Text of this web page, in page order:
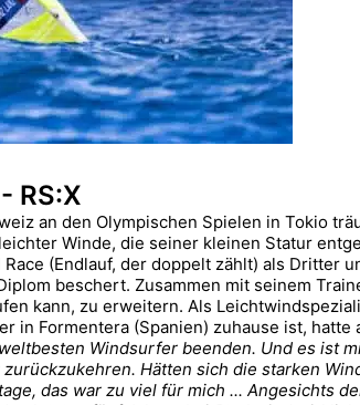
RS:X
an den Olympischen Spielen in Tokio
Winde, die seiner kleinen Statur
(Endlauf, der doppelt zählt) als Dritter
beschert. Zusammen mit seinem
kann, zu erweitern. Als
in Formentera (Spanien) zuhause ist,
Windsurfer beenden. Und es ist
Hätten sich die starken
das war zu viel für mich ... Angesichts